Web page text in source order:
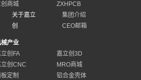
创商城
ZXHPCB
关于嘉立
创
集团介绍
CEO邮箱
械产业
创FA
嘉立创3D
立创CNC
MRO商城
定制
铝合金壳体